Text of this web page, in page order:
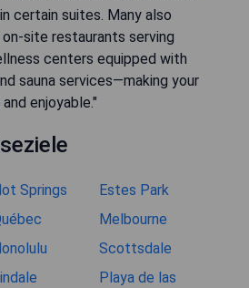
certain suites. Many also
site restaurants serving
centers equipped with
sauna services—making your
enjoyable."
Springs
Estes Park
Melbourne
Scottsdale
Playa de las